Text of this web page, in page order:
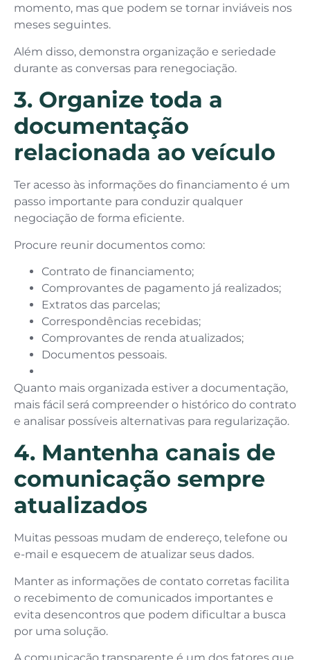
momento, mas que podem se tornar inviáveis nos
meses seguintes.
Além disso, demonstra organização e seriedade
durante as conversas para renegociação.
3. Organize toda a
documentação
relacionada ao veículo
Ter acesso às informações do financiamento é um
passo importante para conduzir qualquer
negociação de forma eficiente.
Procure reunir documentos como:
Contrato de financiamento;
Comprovantes de pagamento já realizados;
Extratos das parcelas;
Correspondências recebidas;
Comprovantes de renda atualizados;
Documentos pessoais.
Quanto mais organizada estiver a documentação,
mais fácil será compreender o histórico do contrato
e analisar possíveis alternativas para regularização.
4. Mantenha canais de
comunicação sempre
atualizados
Muitas pessoas mudam de endereço, telefone ou
e-mail e esquecem de atualizar seus dados.
Manter as informações de contato corretas facilita
o recebimento de comunicados importantes e
evita desencontros que podem dificultar a busca
por uma solução.